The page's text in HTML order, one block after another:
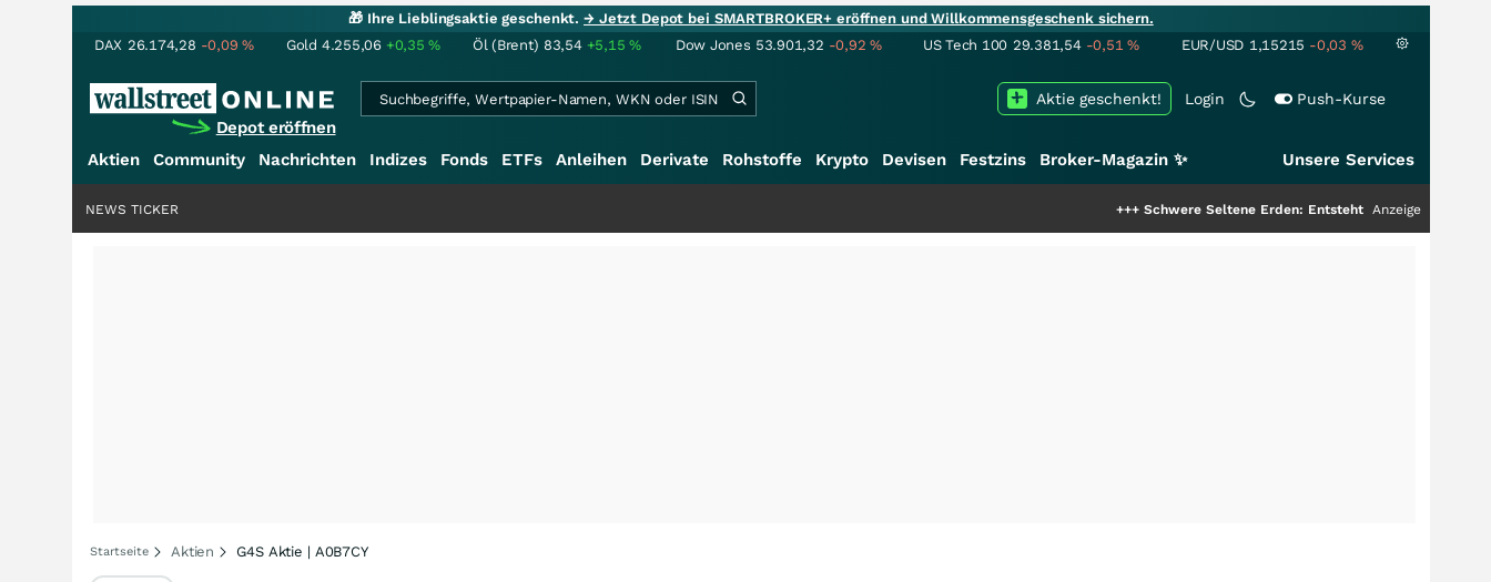
🎁 Ihre Lieblingsaktie geschenkt.→ Jetzt Depot bei SMARTBROKER+ eröffnen und Willkommensgeschenk sichern.
DAX 26.174,28 -0,09% Gold 4.255,06 +0,35% Öl (Brent) 83,54 +5,15% Dow Jones 53.901,32 -0,92% US Tech 100 29.381,54 -0,51% EUR/USD 1,15215 -0,03 %
Depot eröffnen
Login Push-Kurse
Aktie geschenkt!
Aktien Community Nachrichten Indizes Fonds ETFs Anleihen Derivate Rohstoffe Krypto Devisen Festzins Broker-Magazin ✨ Unsere Services
Schwere Seltene Erden: Entsteht hier die nächste
Anzeige
NEWS TICKER
Startseite Aktien G4S Aktie | A0B7CY